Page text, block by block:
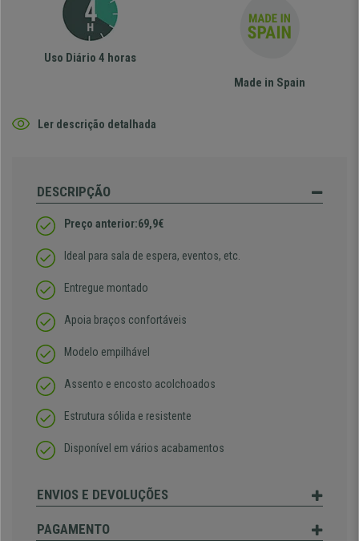
Uso Diário 4 horas
Made in Spain
Ler descrição detalhada
DESCRIPÇÃO
Preço anterior:69,9€
Ideal para sala de espera, eventos, etc.
Entregue montado
Apoia braços confortáveis
Modelo empilhável
Assento e encosto acolchoados
Estrutura sólida e resistente
Disponível em vários acabamentos
ENVIOS E DEVOLUÇÕES
PAGAMENTO